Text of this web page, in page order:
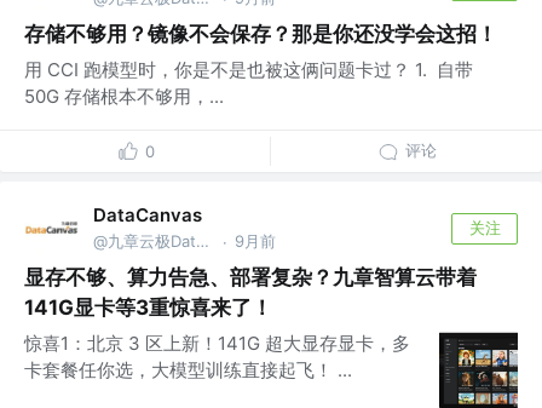
存储不够用？镜像不会保存？那是你还没学会这招！
用 CCI 跑模型时，你是不是也被这俩问题卡过？ 1. 自带
50G 存储根本不够用，...
0 评论
DataCanvas
@九章云极DataCanvas · 9月前
关注
显存不够、算力告急、部署复杂？九章智算云带着
141G显卡等3重惊喜来了！
惊喜1：北京 3 区上新！141G 超大显存显卡，多
卡套餐任你选，大模型训练直接起飞！ ...